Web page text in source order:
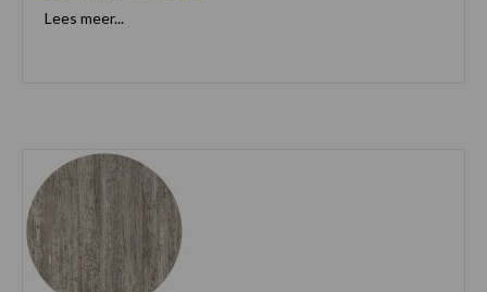
Lees meer...